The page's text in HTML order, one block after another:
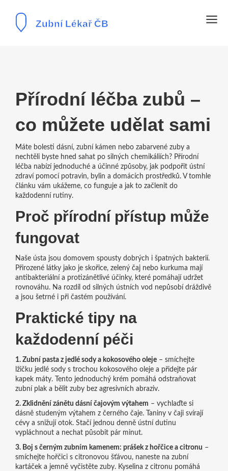
Přírodní léčba zubů –
co můžete udělat sami
Máte bolesti dásní, zubní kámen nebo zabarvené zuby a
nechtěli byste hned sahat po silných chemikáliích? Přírodní
léčba nabízí jednoduché a účinné způsoby, jak podpořit ústní
zdraví pomocí potravin, bylin a domácích prostředků. V tomhle
článku vám ukážeme, co funguje a jak to začlenit do
každodenní rutiny.
Proč přírodní přístup může
fungovat
Naše ústa jsou domovem spousty dobrých i špatných bakterií.
Přirozené látky jako je skořice, zelený čaj nebo kurkuma mají
antibakteriální a protizánětlivé účinky, které pomáhají udržet
rovnováhu. Na rozdíl od silných ústních vod nepůsobí dráždivě
a jsou šetrné i při častém používání.
Praktické tipy na
každodenní péči
1. Zubní pasta z jedlé sody a kokosového oleje– smíchejte
lžičku jedlé sody s trochou kokosového oleje a přidejte pár
kapek máty. Tento jednoduchý krém pomáhá odstraňovat
zubní plak a bělit zuby bez agresivních abraziv.
2. Zklidnění zánětu dásní čajovým výtahem – vychlaďte si
dásně studeným výtahem z černého čaje. Taniny v čaji svírají
cévy a snižují otok. Stačí jednou denně ústní dutinu
vypláchnout a nechat působit pár minut.
3. Boj s černým zubním kamenem: prášek z hořčice a citronu –
smíchejte hořčici s citronovou šťávou, naneste na zubní
kartáček a jemně vyčistěte zuby. Kyselina z citronu pomáhá